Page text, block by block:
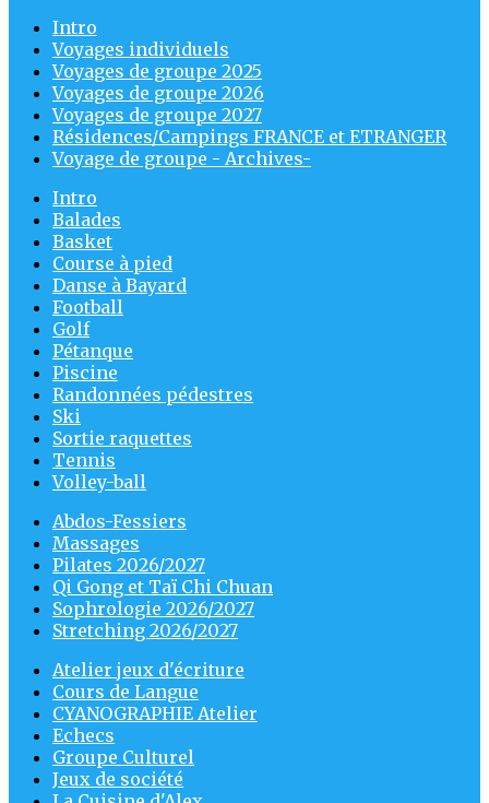
Intro
Voyages individuels
Voyages de groupe 2025
Voyages de groupe 2026
Voyages de groupe 2027
Résidences/Campings FRANCE et ETRANGER
Voyage de groupe - Archives-
Intro
Balades
Basket
Course à pied
Danse à Bayard
Football
Golf
Pétanque
Piscine
Randonnées pédestres
Ski
Sortie raquettes
Tennis
Volley-ball
Abdos-Fessiers
Massages
Pilates 2026/2027
Qi Gong et Taï Chi Chuan
Sophrologie 2026/2027
Stretching 2026/2027
Atelier jeux d'écriture
Cours de Langue
CYANOGRAPHIE Atelier
Echecs
Groupe Culturel
Jeux de société